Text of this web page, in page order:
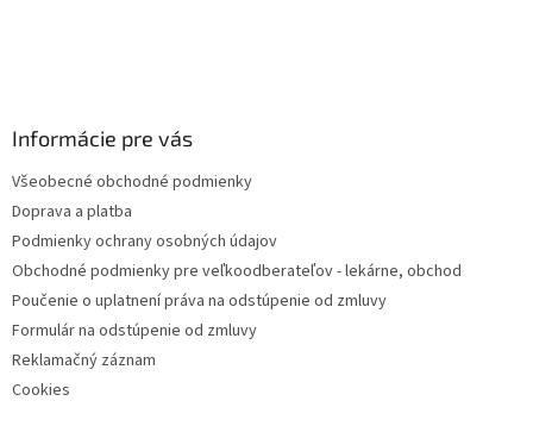
Informácie pre vás
Všeobecné obchodné podmienky
Doprava a platba
Podmienky ochrany osobných údajov
Obchodné podmienky pre veľkoodberateľov - lekárne, obchod
Poučenie o uplatnení práva na odstúpenie od zmluvy
Formulár na odstúpenie od zmluvy
Reklamačný záznam
Cookies